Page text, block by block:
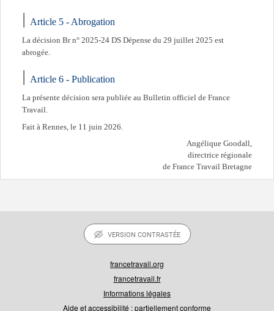
Article 5 - Abrogation
La décision Br n° 2025-24 DS Dépense du 29 juillet 2025 est
abrogée.
Article 6 - Publication
La présente décision sera publiée au Bulletin officiel de France
Travail.
Fait à Rennes, le 11 juin 2026.
Angélique Goodall,
directrice régionale
de France Travail Bretagne
VERSION CONTRASTÉE
francetravail.org
francetravail.fr
Informations légales
Aide et accessibilité : partiellement conforme